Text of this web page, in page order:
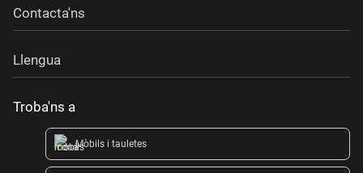
Contacta'ns
Llengua
Troba'ns a
Mòbils i tauletes